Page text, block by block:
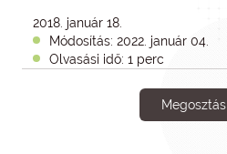
2018. január 18.
Módosítás: 2022. január 04.
Olvasási idő: 1 perc
Megosztás